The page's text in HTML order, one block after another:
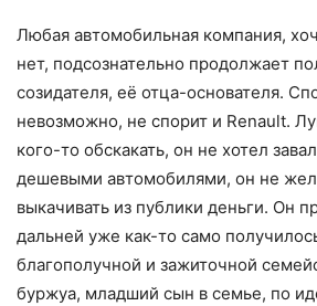
Любая автомобильная компания,
нет, подсознательно продолжает
созидателя, её отца-основателя.
невозможно, не спорит и Renault.
кого-то обскакать, он не хотел
дешевыми автомобилями, он не
выкачивать из публики деньги. Он
дальней уже как-то само
благополучной и зажиточной
буржуа, младший сын в семье, по